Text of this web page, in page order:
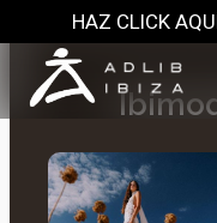
HAZ CLICK